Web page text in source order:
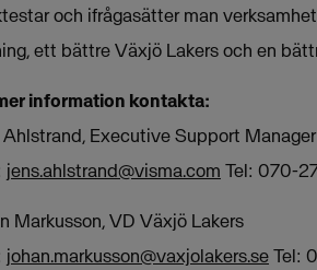
och ifrågasätter man
ett bättre Växjö Lakers och en
information kontakta:
Ahlstrand, Executive Support
jens.ahlstrand@visma.com Tel: 070-
Markusson, VD Växjö Lakers
johan.markusson@vaxjolakers.seTel: